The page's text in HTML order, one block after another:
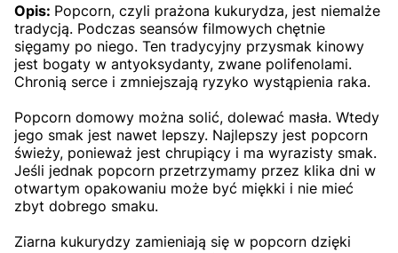
Opis: Popcorn, czyli prażona kukurydza, jest niemalże
tradycją. Podczas seansów filmowych chętnie
sięgamy po niego. Ten tradycyjny przysmak kinowy
jest bogaty w antyoksydanty, zwane polifenolami.
Chronią serce i zmniejszają ryzyko wystąpienia raka.
Popcorn domowy można solić, dolewać masła. Wtedy
jego smak jest nawet lepszy. Najlepszy jest popcorn
świeży, ponieważ jest chrupiący i ma wyrazisty smak.
Jeśli jednak popcorn przetrzymamy przez klika dni w
otwartym opakowaniu może być miękki i nie mieć
zbyt dobrego smaku.
Ziarna kukurydzy zamieniają się w popcorn dzięki